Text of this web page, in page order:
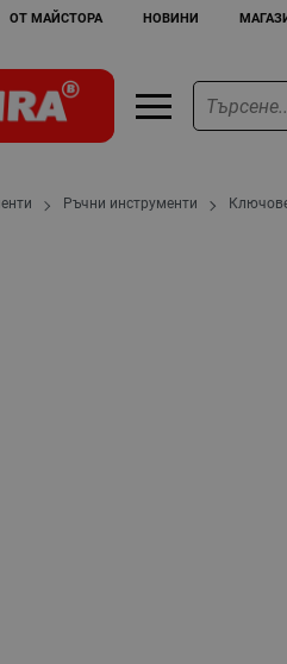
ОТ МАЙСТОРА НОВИНИ
Ръчни инструменти